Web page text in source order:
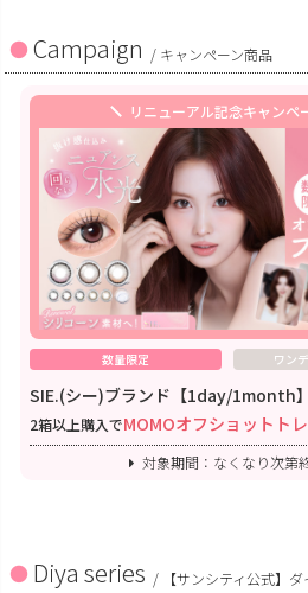
Campaign / キャンペーン商品
リニューアル記念キャンペ
数量限定 ワン
SIE.(シー)ブランド【1day/1month】
2箱以上購入でMOMOオフショットト
対象期間：なくなり次第
Diya series / 【サンシティ公式】